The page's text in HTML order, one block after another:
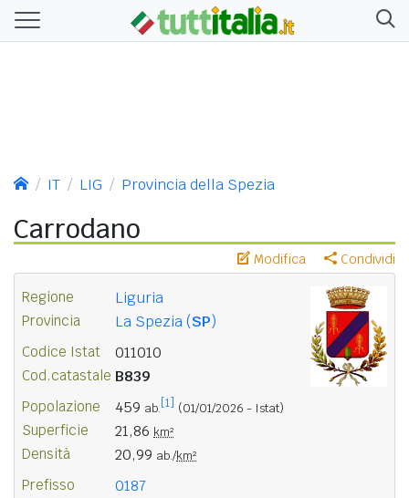
IT LIG Provincia della Spezia
Carrodano
Modifica Condividi
Regione Liguria
Provincia La Spezia (SP)
Codice Istat 011010
Cod.catastale B839
Popolazione 459 ab. [1] (01/01/2026 - Istat)
Superficie 21,86 km²
Densità 20,99 ab./km²
Prefisso 0187